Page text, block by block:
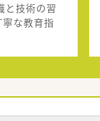
と技術の習
な教育指